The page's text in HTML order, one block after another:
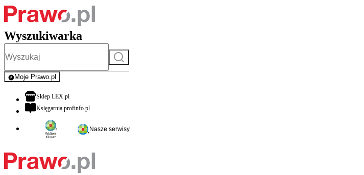
Wyszukiwarka
Szukaj
Moje Prawo.pl
- rejestracja i logowanie do serwisu
Sklep LEX.plotwiera się w nowej karcie
Księgarnia profinfo.plotwiera się w nowej karcie
Nasze serwisy